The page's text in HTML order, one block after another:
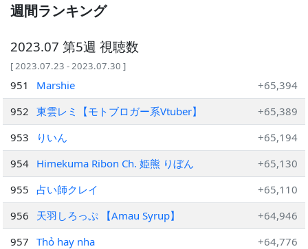
週間ランキング
2023.07 第5週 視聴数
[ 2023.07.23 - 2023.07.30 ]
951 Marshie
+65,394
952
東雲レミ【モトブロガー系Vtuber】
+65,389
953
りいん
+65,194
954 Himekuma Ribon Ch. 姫熊 りぼん
+65,130
955
占い師クレイ
+65,110
956
天羽しろっぷ 【Amau Syrup】
+64,946
957
Thỏ hay nha
+64,776